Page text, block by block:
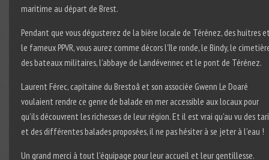
maritime au départ de Brest.
Pendant que vous dégusterez de la bière locale de Térénez, des huitres
le fameux PPVR, vous aurez comme décors l’île ronde, le Bindy, le
des bateaux militaires, l’abbaye de Landévennec et le pont de Térénez.
Laurent Férec, capitaine du Brestoâ et son associée Gwenn Le Doaré
voulaient rendre ce genre de balade en mer accessible aux locaux pour
qu’ils découvrent les richesses de leur région. Et il est vrai qu’au vu des
et des différentes balades proposées, il ne pas hésiter à se jeter à l’eau !
Un grand merci à tout l’équipage pour leur accueil et leur gentillesse.